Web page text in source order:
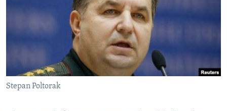
BLOGLAR
FİKİR
Русский
Українською
Stepan Poltorak